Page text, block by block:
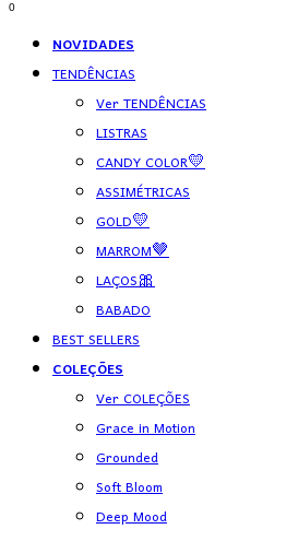
0
NOVIDADES
TENDÊNCIAS
Ver TENDÊNCIAS
LISTRAS
CANDY COLOR💛
ASSIMÉTRICAS
GOLD💛
MARROM🤎
LAÇOS🎀
BABADO
BEST SELLERS
COLEÇÕES
Ver COLEÇÕES
Grace in Motion
Grounded
Soft Bloom
Deep Mood